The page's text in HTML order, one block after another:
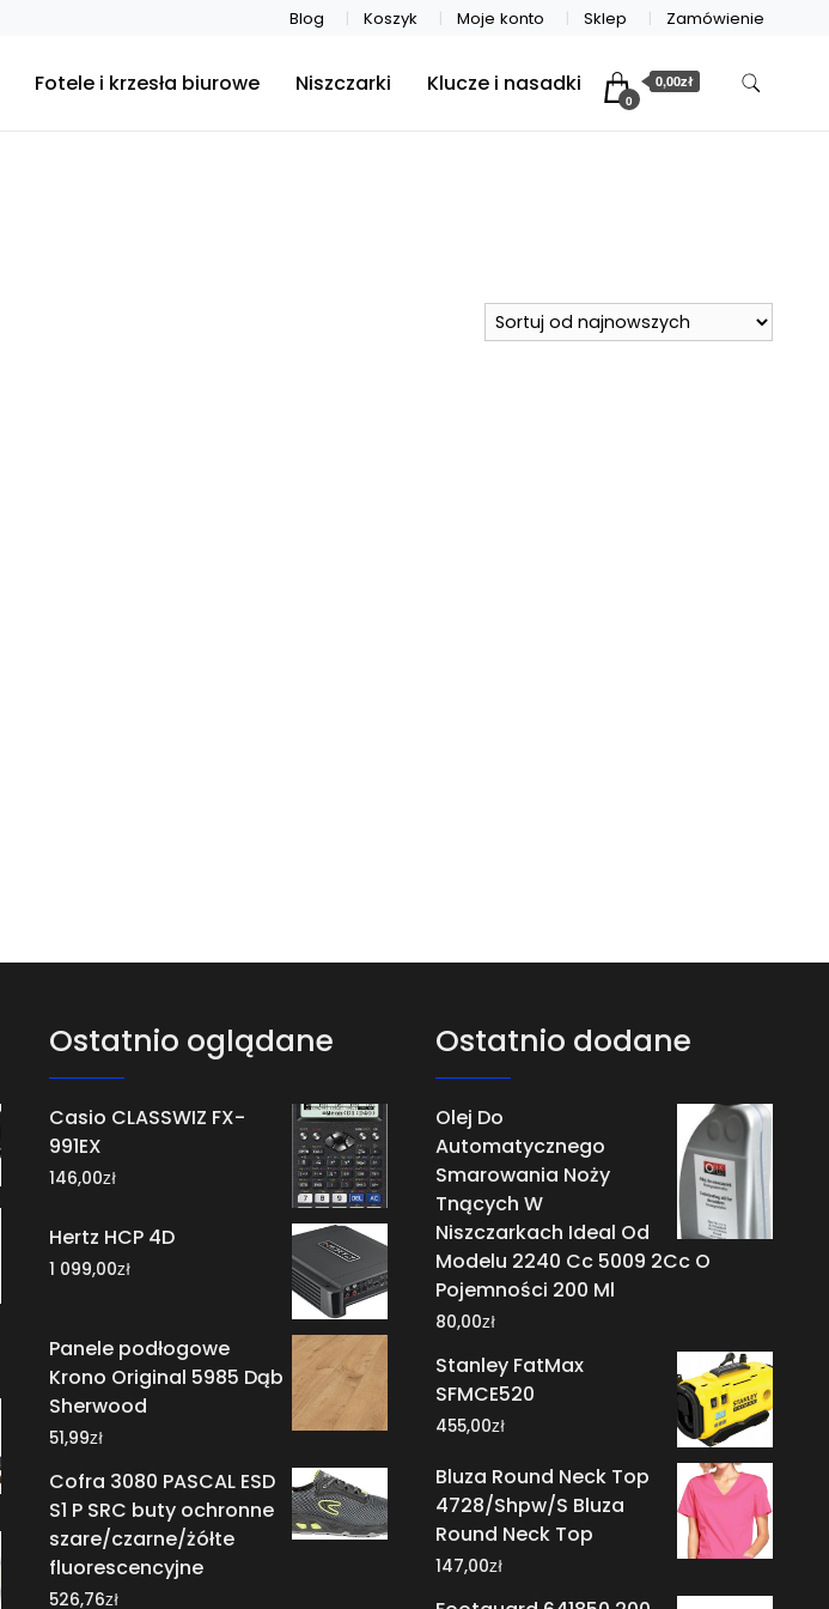
Blog Koszyk Moje konto Sklep Zamówienie
Fotele i krzesła biurowe Niszczarki Klucze i nasadki
0
0,00zł
Ostatnio oglądane
Casio CLASSWIZ FX-
991EX
146,00zł
Hertz HCP 4D
1 099,00zł
Panele podłogowe
Krono Original 5985 Dąb
Sherwood
51,99zł
Cofra 3080 PASCAL ESD
S1 P SRC buty ochronne
szare/czarne/żółte
fluorescencyjne
526,76zł
Ostatnio dodane
Olej Do
Automatycznego
Smarowania Noży
Tnących W
Niszczarkach Ideal Od
Modelu 2240 Cc 5009 2Cc O
Pojemności 200 Ml
80,00zł
Stanley FatMax
SFMCE520
455,00zł
Bluza Round Neck Top
4728/Shpw/S Bluza
Round Neck Top
147,00zł